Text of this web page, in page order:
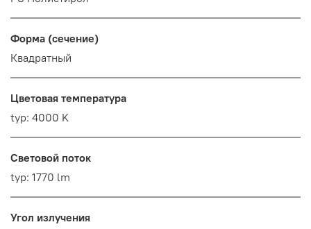
Форма (сечение)
Квадратный
Цветовая температура
typ: 4000 K
Световой поток
typ: 1770 lm
Угол излучения